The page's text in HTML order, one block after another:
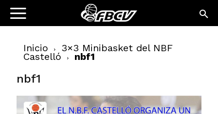
Inicio 3×3 Minibasket del NBF
Castelló nbf1
nbf1